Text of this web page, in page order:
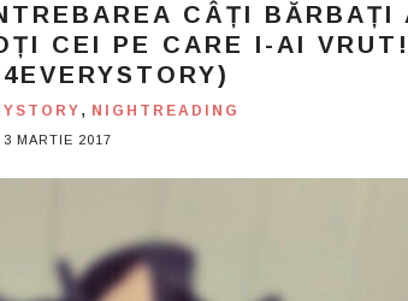
CÂȚI BĂRBAȚI
CEI PE CARE I-AI
, NIGHTREADING
3 MARTIE 2017